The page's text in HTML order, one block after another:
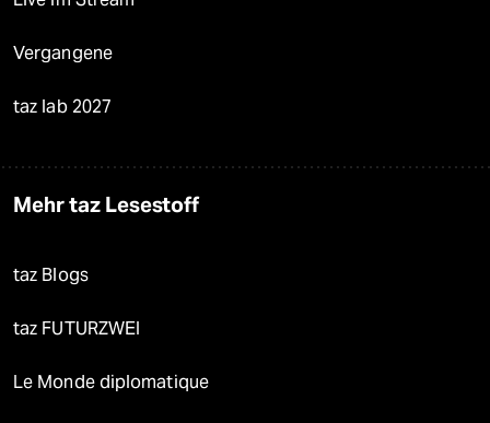
Vergangene
taz lab 2027
Mehr taz Lesestoff
taz Blogs
taz FUTURZWEI
Le Monde diplomatique